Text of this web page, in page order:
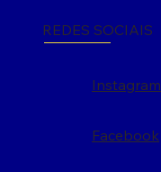
REDES SOCIAIS
Instagram
Facebook